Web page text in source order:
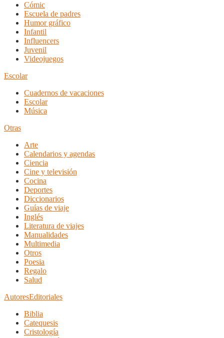
Cómic
Escuela de padres
Humor gráfico
Infantil
Influencers
Juvenil
Videojuegos
Escolar
Cuadernos de vacaciones
Escolar
Música
Otras
Arte
Calendarios y agendas
Ciencia
Cine y televisión
Cocina
Deportes
Diccionarios
Guías de viaje
Inglés
Literatura de viajes
Manualidades
Multimedia
Otros
Poesia
Regalo
Salud
AutoresEditoriales
Biblia
Catequesis
Cristología